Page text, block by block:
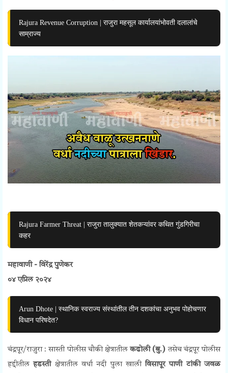
Rajura Revenue Corruption | राजुरा महसूल कार्यालयांभोवती दलालांचे
साम्राज्य
Rajura Farmer Threat | राजुरा तालुक्यात शेतकऱ्यांवर कथित गुंडगिरीचा
कहर
महावाणी - विरेंद्र पुणेकर
०४ एप्रिल २०२४
Arun Dhote | स्थानिक स्वराज्य संस्थांतील तीन दशकांचा अनुभव पोहोचणार
विधान परिषदेत?
चंद्रपूर/राजुरा : सास्ती पोलीस चौकी क्षेत्रातीलकढोली (बु.) तसेच चंद्रपूर पोलीस
हद्दीतीलहडस्ती क्षेत्रातील वर्धा नदी पुला खालीविसापूर पाणी टांकी जवळ